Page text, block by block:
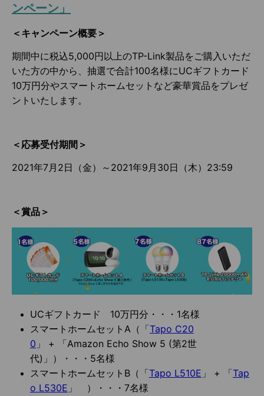
ンペーン」
＜キャンペーン概要＞
期間中に税込5,000円以上のTP-Link製品をご購入いただ
いた方の中から、抽選で合計100名様にUCギフトカード
10万円分やスマートホームセットなど豪華賞品をプレゼ
ントいたします。
＜応募受付期間＞
2021年7月2日（金）～2021年9月30日（木）23:59
＜賞品＞
UCギフトカード 10万円分・・・1名様
スマートホームセットA（「Tapo C20
0 」 + 「Amazon Echo Show 5 (第2世
代)」）・・・5名様
スマートホームセットB（「Tapo L510E 」 + 「Tap
o L530E 」 ）・・・7名様